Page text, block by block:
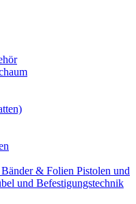
Bänder & Folien Pistolen und
und Befestigungstechnik